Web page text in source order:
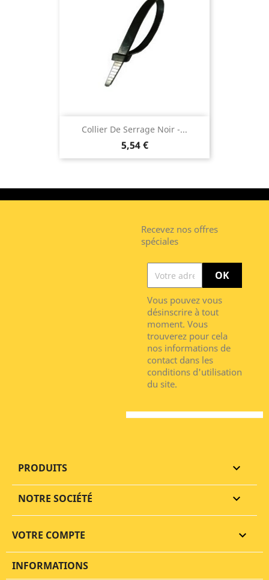
Collier De Serrage Noir -...
5,54 €
Recevez nos offres
spéciales
Vous pouvez vous
désinscrire à tout
moment. Vous
trouverez pour cela
nos informations de
contact dans les
conditions d'utilisation
du site.
PRODUITS 
NOTRE SOCIÉTÉ 
VOTRE COMPTE 
INFORMATIONS